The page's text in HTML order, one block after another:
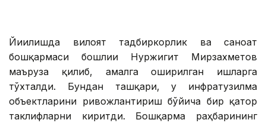
Йиғилишда вилоят тадбиркорлик ва саноат
бошқармаси бошлиғи Нуржигит Мирзахметов
маъруза қилиб, амалга оширилган ишларга
тўхталди. Бундан ташқари, у инфратузилма
объектларини ривожлантириш бўйича бир қатор
таклифларни киритди. Бошқарма раҳбарининг